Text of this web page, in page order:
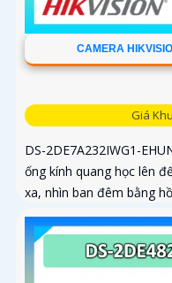
CAMERA
Giá
DS-2DE7A232IWG1-
ống kính quang học lên
xa, nhìn ban đêm bằng
AcuSense nâng cao
nét cao nhờ công nghệ